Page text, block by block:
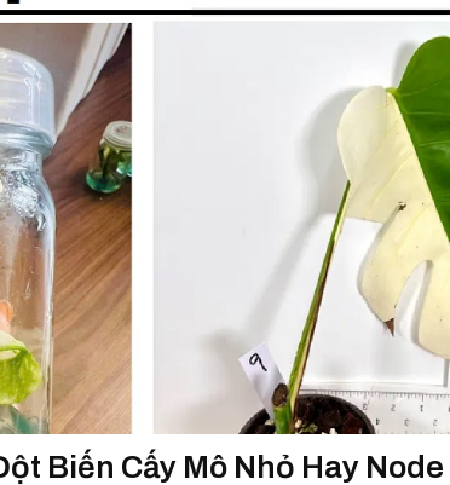
Biến Cấy Mô Nhỏ Hay